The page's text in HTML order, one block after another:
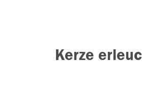
Kerze